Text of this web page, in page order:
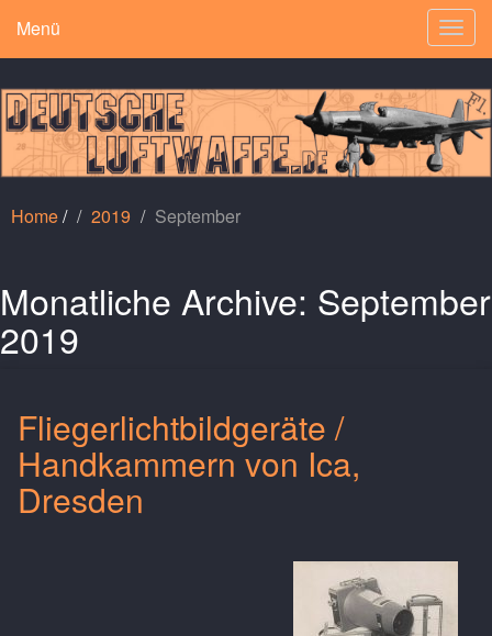
Menü
Home/ 2019 September
Monatliche Archive: September
2019
Fliegerlichtbildgeräte /
Handkammern von Ica,
Dresden